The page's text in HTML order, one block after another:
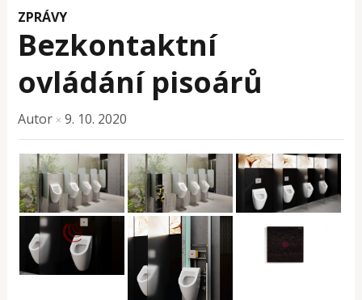
ZPRÁVY
Bezkontaktní
ovládání pisoárů
Autor × 9. 10. 2020